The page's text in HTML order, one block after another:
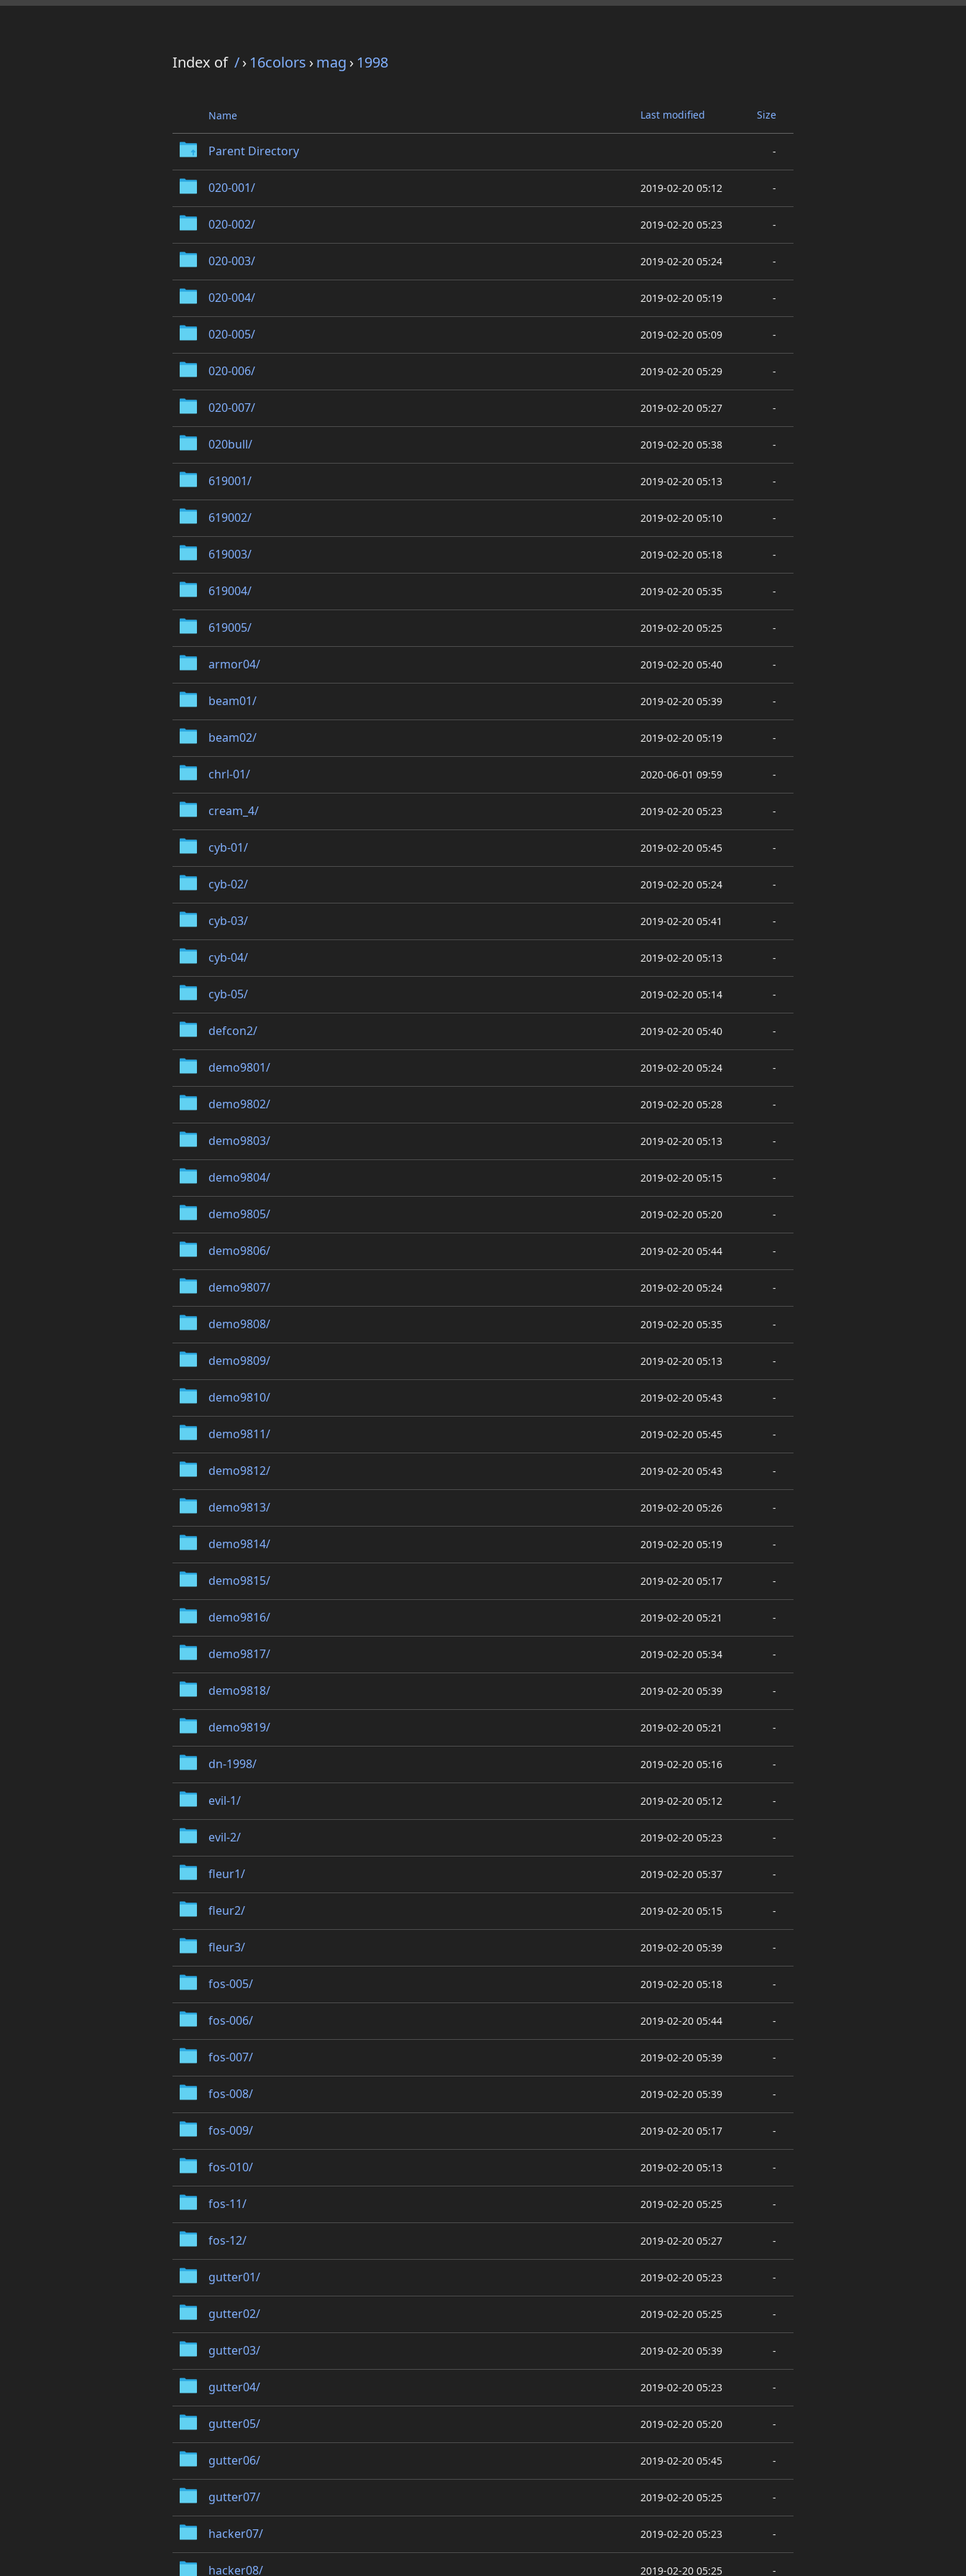
Index of /› 16colors ›mag › 1998
Name Last modified Size
Parent Directory -
020-001/ 2019-02-20 05:12 -
020-002/ 2019-02-20 05:23 -
020-003/ 2019-02-20 05:24 -
020-004/ 2019-02-20 05:19 -
020-005/ 2019-02-20 05:09 -
020-006/ 2019-02-20 05:29 -
020-007/ 2019-02-20 05:27 -
020bull/ 2019-02-20 05:38 -
619001/ 2019-02-20 05:13 -
619002/ 2019-02-20 05:10 -
619003/ 2019-02-20 05:18 -
619004/ 2019-02-20 05:35 -
619005/ 2019-02-20 05:25 -
armor04/ 2019-02-20 05:40 -
beam01/ 2019-02-20 05:39 -
beam02/ 2019-02-20 05:19 -
chrl-01/ 2020-06-01 09:59 -
cream_4/ 2019-02-20 05:23 -
cyb-01/ 2019-02-20 05:45 -
cyb-02/ 2019-02-20 05:24 -
cyb-03/ 2019-02-20 05:41 -
cyb-04/ 2019-02-20 05:13 -
cyb-05/ 2019-02-20 05:14 -
defcon2/ 2019-02-20 05:40 -
demo9801/ 2019-02-20 05:24 -
demo9802/ 2019-02-20 05:28 -
demo9803/ 2019-02-20 05:13 -
demo9804/ 2019-02-20 05:15 -
demo9805/ 2019-02-20 05:20 -
demo9806/ 2019-02-20 05:44 -
demo9807/ 2019-02-20 05:24 -
demo9808/ 2019-02-20 05:35 -
demo9809/ 2019-02-20 05:13 -
demo9810/ 2019-02-20 05:43 -
demo9811/ 2019-02-20 05:45 -
demo9812/ 2019-02-20 05:43 -
demo9813/ 2019-02-20 05:26 -
demo9814/ 2019-02-20 05:19 -
demo9815/ 2019-02-20 05:17 -
demo9816/ 2019-02-20 05:21 -
demo9817/ 2019-02-20 05:34 -
demo9818/ 2019-02-20 05:39 -
demo9819/ 2019-02-20 05:21 -
dn-1998/ 2019-02-20 05:16 -
evil-1/ 2019-02-20 05:12 -
evil-2/ 2019-02-20 05:23 -
fleur1/ 2019-02-20 05:37 -
fleur2/ 2019-02-20 05:15 -
fleur3/ 2019-02-20 05:39 -
fos-005/ 2019-02-20 05:18 -
fos-006/ 2019-02-20 05:44 -
fos-007/ 2019-02-20 05:39 -
fos-008/ 2019-02-20 05:39 -
fos-009/ 2019-02-20 05:17 -
fos-010/ 2019-02-20 05:13 -
fos-11/ 2019-02-20 05:25 -
fos-12/ 2019-02-20 05:27 -
gutter01/ 2019-02-20 05:23 -
gutter02/ 2019-02-20 05:25 -
gutter03/ 2019-02-20 05:39 -
gutter04/ 2019-02-20 05:23 -
gutter05/ 2019-02-20 05:20 -
gutter06/ 2019-02-20 05:45 -
gutter07/ 2019-02-20 05:25 -
hacker07/ 2019-02-20 05:23 -
hacker08/ 2019-02-20 05:25 -